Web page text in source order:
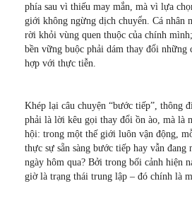
phía sau vì thiếu may mắn, mà vì lựa
giới không ngừng dịch chuyển. Cá nhân
rời khỏi vùng quen thuộc của chính
bền vững buộc phải dám thay đổi những
hợp với thực tiễn.
Khép lại câu chuyện “bước tiếp”, thông
phải là lời kêu gọi thay đổi ồn ào, mà là
hội: trong một thế giới luôn vận động,
thực sự sẵn sàng bước tiếp hay vẫn đang
ngày hôm qua? Bởi trong bối cảnh hiện
giờ là trạng thái trung lập – đó chính là